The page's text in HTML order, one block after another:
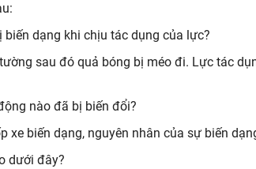
dạng khi chịu tác dụng của lực?
sau đó quả bóng bị méo đi. Lực tác
nào đã bị biến đổi?
xe biến dạng, nguyên nhân của sự biến
dưới đây?